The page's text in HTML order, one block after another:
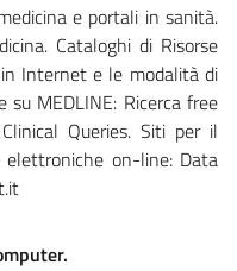
e portali in sanità.
Cataloghi di Risorse
Internet e le modalità di
su MEDLINE: Ricerca free
Queries. Siti per il
elettroniche on-line: Data